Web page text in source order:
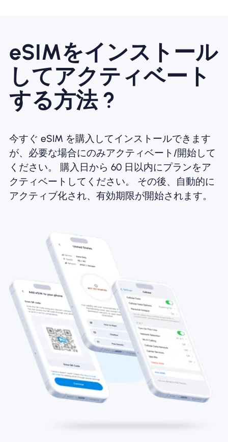
eSIMをインストール
してアクティベート
する方法 ?
今すぐ eSIM を購入してインストールできます
が、必要な場合にのみアクティベート/開始して
ください。 購入日から 60 日以内にプランをア
クティベートしてください。 その後、自動的に
アクティブ化され、有効期限が開始されます。